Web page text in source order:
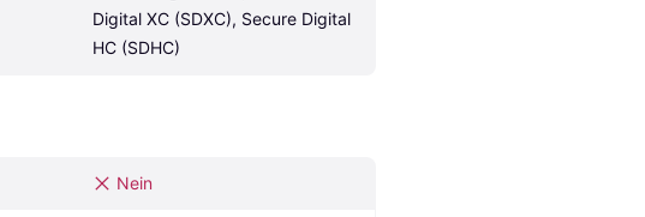
Digital XC (SDXC), Secure Digital
HC (SDHC)
Nein